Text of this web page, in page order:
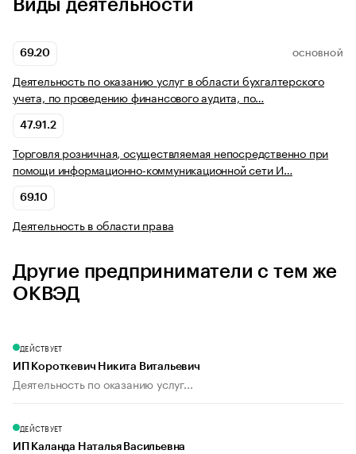
Виды деятельности
69.20 ОСНОВНОЙ
Деятельность по оказанию услуг в области бухгалтерского
учета, по проведению финансового аудита, по…
47.91.2
Торговля розничная, осуществляемая непосредственно при
помощи информационно-коммуникационной сети И…
69.10
Деятельность в области права
Другие предприниматели с тем же
ОКВЭД
ДЕЙСТВУЕТ
ИП Короткевич Никита Витальевич
Деятельность по оказанию услуг...
ДЕЙСТВУЕТ
ИП Каланда Наталья Васильевна